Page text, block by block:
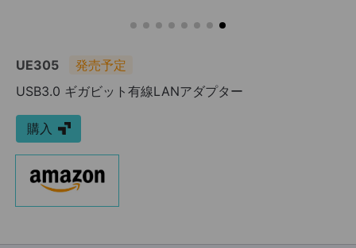
UE305
発売予定
USB3.0 ギガビット有線LANアダプター
購入